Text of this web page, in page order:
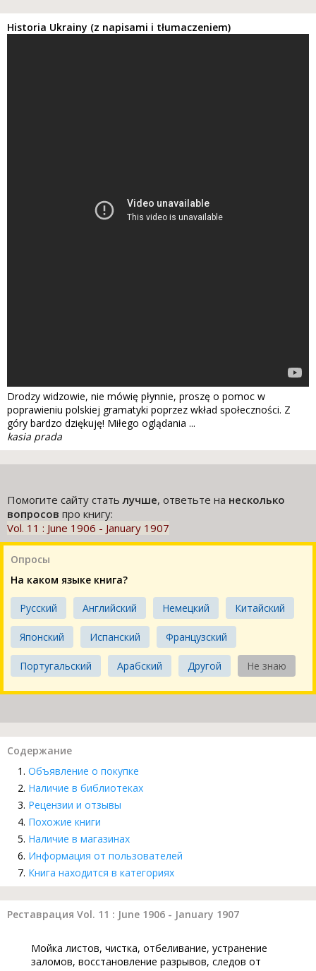
Historia Ukrainy (z napisami i tłumaczeniem)
Drodzy widzowie, nie mówię płynnie, proszę o pomoc w
poprawieniu polskiej gramatyki poprzez wkład społeczności. Z
góry bardzo dziękuję! Miłego oglądania ...
kasia prada
Помогите сайту статьлучше, ответьте на несколько
вопросов про книгу:
Vol. 11 : June 1906 - January 1907
Опросы
На каком языке книга?
Русский Английский Немецкий Китайский
Японский Испанский Французский
Португальский Арабский Другой Не знаю
Содержание
Объявление о покупке
Наличие в библиотеках
Рецензии и отзывы
Похожие книги
Наличие в магазинах
Информация от пользователей
Книга находится в категориях
Реставрация Vol. 11 : June 1906 - January 1907
Мойка листов, чистка, отбеливание, устранение
заломов, восстановление разрывов, следов от